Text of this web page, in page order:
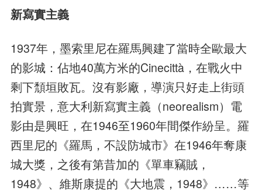
新寫實主義
1937年，墨索里尼在羅馬興建了當時全歐最大
的影城：佔地40萬方米的Cinecittà，在戰火中
剩下頹垣敗瓦。沒有影廠，導演只好走上街頭
拍實景，意大利新寫實主義（neorealism）電
影由是興旺，在1946至1960年間傑作紛呈。羅
西里尼的《羅馬，不設防城市》在1946年奪康
城大獎，之後有第昔加的《單車竊賊，
1948》、維斯康提的《大地震，1948》……等